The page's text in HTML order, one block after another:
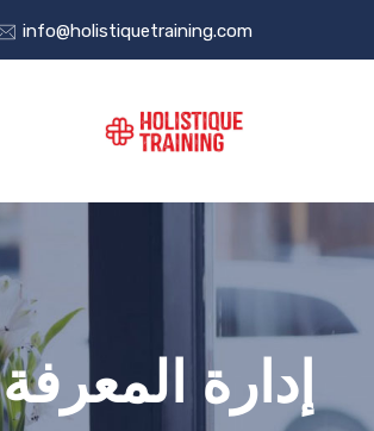
info@holistiquetraining.com
إدارة